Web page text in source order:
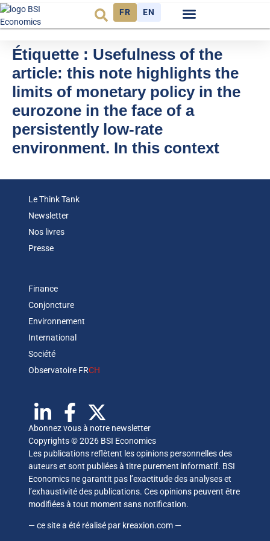
FR EN
Étiquette : Usefulness of the
article: this note highlights the
limits of monetary policy in the
eurozone in the face of a
persistently low-rate
environment. In this context
Le Think Tank
Newsletter
Nos livres
Presse
Finance
Conjoncture
Environnement
International
Société
Observatoire FRCH
Abonnez vous à notre newsletter
Copyrights © 2026 BSI Economics
Les publications reflètent les opinions personnelles des
auteurs et sont publiées à titre purement informatif. BSI
Economics ne garantit pas l’exactitude des analyses et
l’exhaustivité des publications. Ces opinions peuvent être
modifiées à tout moment sans notification.
— ce site a été réalisé par kreaxion.com —